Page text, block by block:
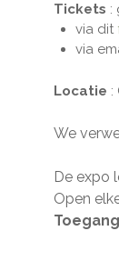
Tickets :
via dit
via
Locatie :
We
De expo
Open
Toegang